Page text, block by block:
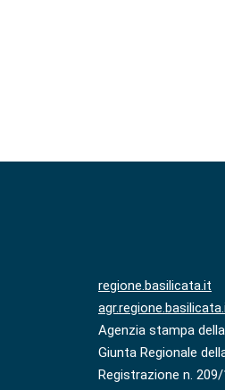
regione.basilicata.it
Agenzia stampa della
Giunta Regionale
Registrazione n.